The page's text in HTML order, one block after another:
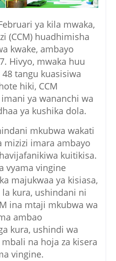
ya kila mwaka,
(CCM) huadhimisha
kwake, ambayo
Hivyo, mwaka huu
tangu kuasisiwa
hiki, CCM
ya wananchi wa
ya kushika dola.
mkubwa wakati
mizizi imara ambayo
kuitikisa.
vyama vingine
majukwaa ya kisiasa,
kura, ushindani ni
ina mtaji mkubwa wa
ambao
kura, ushindi wa
na hoja za kisera
vingine.